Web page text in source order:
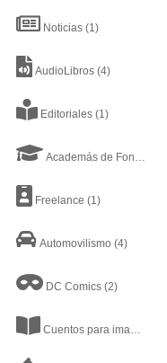
Noticias (1)
AudioLibros (4)
Editoriales (1)
Academás de Fondos de Inversión
Freelance (1)
Automovilismo (4)
DC Comics (2)
Cuentos para imaginar